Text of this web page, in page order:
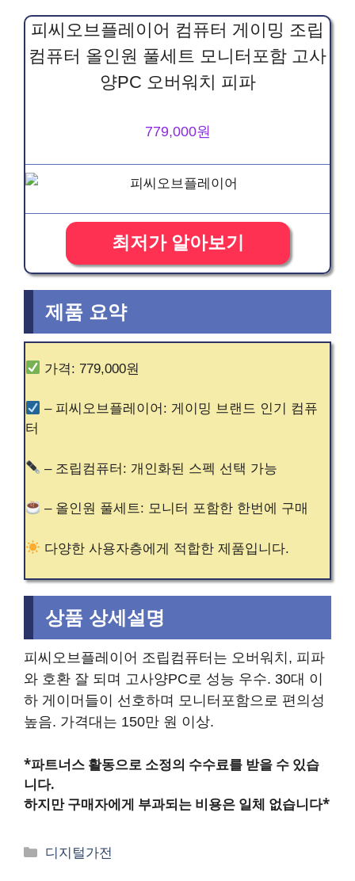
피씨오브플레이어 컴퓨터 게이밍 조립
컴퓨터 올인원 풀세트 모니터포함 고사
양PC 오버워치 피파
779,000원
최저가 알아보기
제품 요약
가격: 779,000원
– 피씨오브플레이어: 게이밍 브랜드 인기 컴퓨
터
– 조립컴퓨터: 개인화된 스펙 선택 가능
– 올인원 풀세트: 모니터 포함한 한번에 구매
다양한 사용자층에게 적합한 제품입니다.
상품 상세설명
피씨오브플레이어 조립컴퓨터는 오버워치, 피파
와 호환 잘 되며 고사양PC로 성능 우수. 30대 이
하 게이머들이 선호하며 모니터포함으로 편의성
높음. 가격대는 150만 원 이상.
*파트너스 활동으로 소정의 수수료를 받을 수 있습
니다.
하지만 구매자에게 부과되는 비용은 일체 없습니다*
카
디지털가전